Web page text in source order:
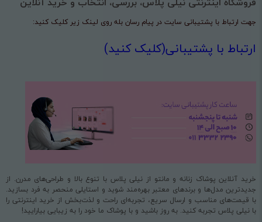
جهت ارتباط با پشتیبانی سایت در پیام رسان بله روی لینک زیر کلیک کنید:
ارتباط با پشتیبانی(کلیک کنید)
خرید آنلاین پوشاک زنانه و مانتو از نیلی پلاس با تنوع بالا و طراحی‌های مدرن. از
جدیدترین مدل‌ها و برندهای معتبر بهره‌مند شوید و استایلی منحصر به فرد بسازید.
با قیمت‌های مناسب و ارسال سریع، تجربه‌ای راحت و لذت‌بخش از خرید اینترنتی را
با نیلی پلاس تجربه کنید. به روز باشید و با پوشاک ما خود را به زیبایی بیارایید!